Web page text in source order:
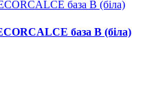
база B (біла)